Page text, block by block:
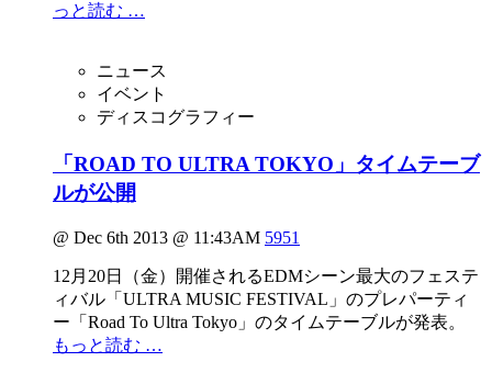
っと読む …
ニュース
イベント
ディスコグラフィー
「ROAD TO ULTRA TOKYO」タイムテーブ
ルが公開
@ Dec 6th 2013 @ 11:43AM 5951
12月20日（金）開催されるEDMシーン最大のフェステ
ィバル「ULTRA MUSIC FESTIVAL」のプレパーティ
ー「Road To Ultra Tokyo」のタイムテーブルが発表。
もっと読む …